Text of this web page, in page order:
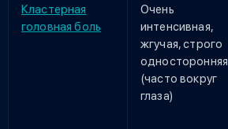
Кластерная
головная боль
Очень
интенсивная,
жгучая, строго
односторонняя
(часто вокруг
глаза)